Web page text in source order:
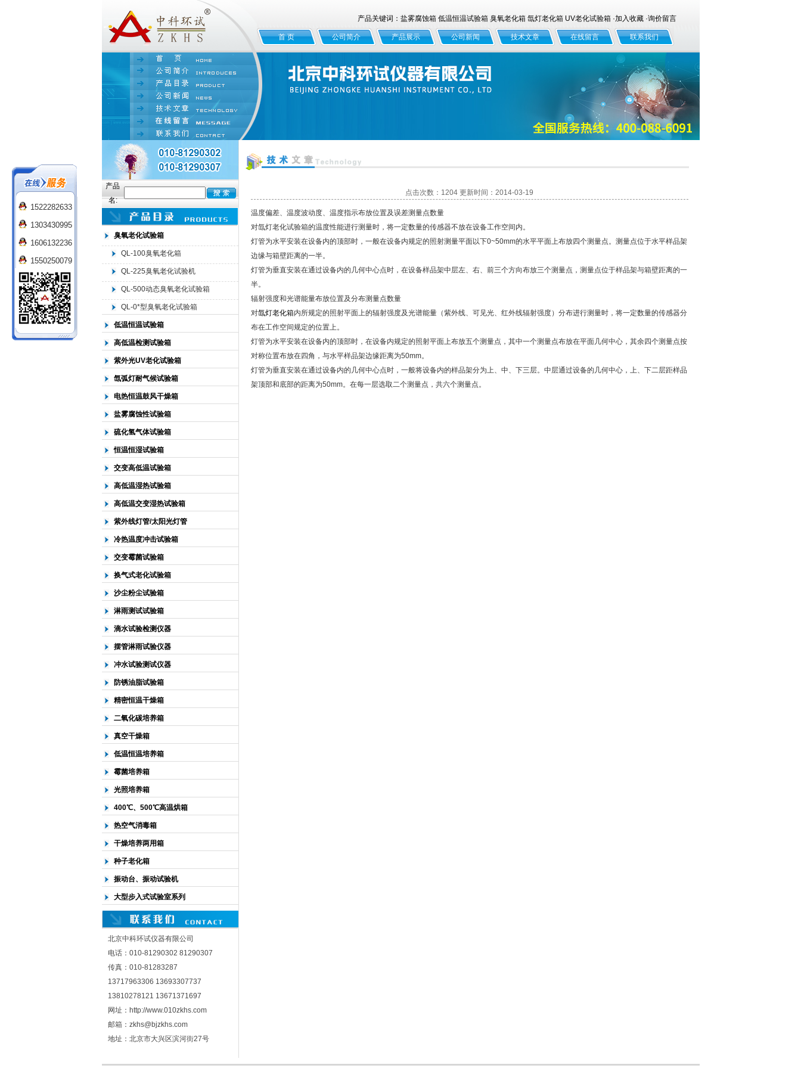
北京中科环试仪器有限公司
产品关键词：盐雾腐蚀箱 低温恒温试验箱 臭氧老化箱 氙灯老化箱 UV老化试验箱 ·加入收藏·询价留言
首 页 公司简介 产品展示 公司新闻 技术文章 在线留言 联系我们
产品
名:
臭氧老化试验箱
QL-100臭氧老化箱
QL-225臭氧老化试验机
QL-500动态臭氧老化试验箱
QL-0*型臭氧老化试验箱
低温恒温试验箱
高低温检测试验箱
紫外光UV老化试验箱
氙弧灯耐气候试验箱
电热恒温鼓风干燥箱
盐雾腐蚀性试验箱
硫化氢气体试验箱
恒温恒湿试验箱
交变高低温试验箱
高低温湿热试验箱
高低温交变湿热试验箱
紫外线灯管/太阳光灯管
冷热温度冲击试验箱
交变霉菌试验箱
换气式老化试验箱
沙尘粉尘试验箱
淋雨测试试验箱
滴水试验检测仪器
摆管淋雨试验仪器
冲水试验测试仪器
防锈油脂试验箱
精密恒温干燥箱
二氧化碳培养箱
真空干燥箱
低温恒温培养箱
霉菌培养箱
光照培养箱
400℃、500℃高温烘箱
热空气消毒箱
干燥培养两用箱
种子老化箱
振动台、振动试验机
大型步入式试验室系列
北京中科环试仪器有限公司
电话：010-81290302 81290307
传真：010-81283287
13717963306 13693307737
13810278121 13671371697
网址：http://www.010zkhs.com
邮箱：zkhs@bjzkhs.com
地址：北京市大兴区滨河街27号
点击次数：1204 更新时间：2014-03-19
温度偏差、温度波动度、温度指示布放位置及误差测量点数量
对氙灯老化试验箱的温度性能进行测量时，将一定数量的传感器不放在设备工作空间内。
灯管为水平安装在设备内的顶部时，一般在设备内规定的照射测量平面以下0~50mm的水平平面上布放四个测量点。测量点位于水平样品架
边缘与箱壁距离的一半。
灯管为垂直安装在通过设备内的几何中心点时，在设备样品架中层左、右、前三个方向布放三个测量点，测量点位于样品架与箱壁距离的一
半。
辐射强度和光谱能量布放位置及分布测量点数量
对氙灯老化箱内所规定的照射平面上的辐射强度及光谱能量（紫外线、可见光、红外线辐射强度）分布进行测量时，将一定数量的传感器分
布在工作空间规定的位置上。
灯管为水平安装在设备内的顶部时，在设备内规定的照射平面上布放五个测量点，其中一个测量点布放在平面几何中心，其余四个测量点按
对称位置布放在四角，与水平样品架边缘距离为50mm。
灯管为垂直安装在通过设备内的几何中心点时，一般将设备内的样品架分为上、中、下三层。中层通过设备的几何中心，上、下二层距样品
架顶部和底部的距离为50mm。在每一层选取二个测量点，共六个测量点。
1522282633
1303430995
1606132236
1550250079